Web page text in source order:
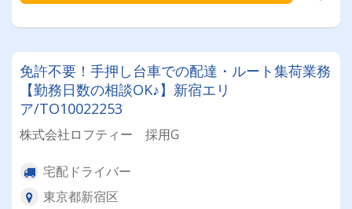
免許不要！手押し台車での配達・ルート集荷業務
【勤務日数の相談OK♪】新宿エリ
ア/TO10022253
株式会社ロフティー 採用G
宅配ドライバー
東京都新宿区